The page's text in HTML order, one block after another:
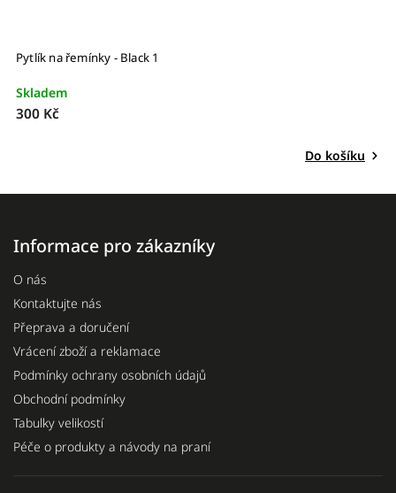
Pytlík na řemínky - Black 1
Skladem
300 Kč
Do košíku
Informace pro zákazníky
O nás
Kontaktujte nás
Přeprava a doručení
Vrácení zboží a reklamace
Podmínky ochrany osobních údajů
Obchodní podmínky
Tabulky velikostí
Péče o produkty a návody na praní